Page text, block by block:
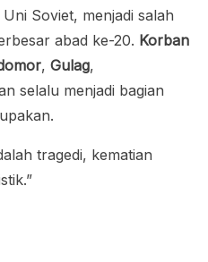
Soviet, menjadi salah
abad ke-20. Korban
, Gulag,
selalu menjadi bagian
tragedi, kematian